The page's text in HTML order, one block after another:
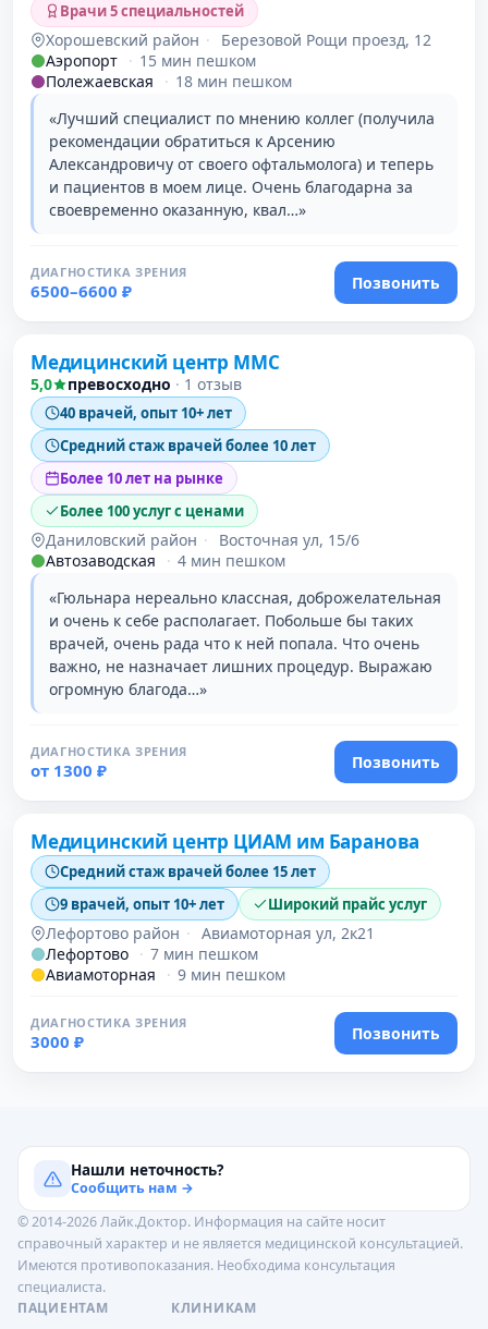
Врачи 5 специальностей
Хорошевский район ·
Березовой Рощи проезд, 12
Аэропорт · 15 мин пешком
Полежаевская
· 18 мин пешком
«Лучший специалист по мнению коллег (получила
рекомендации обратиться к Арсению
Александровичу от своего офтальмолога) и теперь
и пациентов в моем лице. Очень благодарна за
своевременно оказанную, квал…»
ДИАГНОСТИКА ЗРЕНИЯ
6500–6600 ₽
Позвонить
Проверено давно
Медицинский центр ММС
5,0 превосходно · 1 отзыв
40 врачей, опыт 10+ лет
Средний стаж врачей более 10 лет
Более 10 лет на рынке
Более 100 услуг с ценами
Даниловский район ·
Восточная ул, 15/6
Автозаводская
· 4 мин пешком
«Гюльнара нереально классная, доброжелательная
и очень к себе располагает. Побольше бы таких
врачей, очень рада что к ней попала. Что очень
важно, не назначает лишних процедур. Выражаю
огромную благода…»
ДИАГНОСТИКА ЗРЕНИЯ
от 1300 ₽
Позвонить
Проверено
Медицинский центр ЦИАМ им Баранова
Средний стаж врачей более 15 лет
9 врачей, опыт 10+ лет
Широкий прайс услуг
Лефортово район · Авиамоторная ул, 2к21
Лефортово · 7 мин пешком
Авиамоторная
· 9 мин пешком
ДИАГНОСТИКА ЗРЕНИЯ
3000 ₽ Позвонить
Нашли неточность?
Сообщить нам →
© 2014-2026 Лайк.Доктор. Информация на сайте носит
справочный характер и не является медицинской консультацией.
Имеются противопоказания. Необходима консультация
специалиста.
ПАЦИЕНТАМ
КЛИНИКАМ